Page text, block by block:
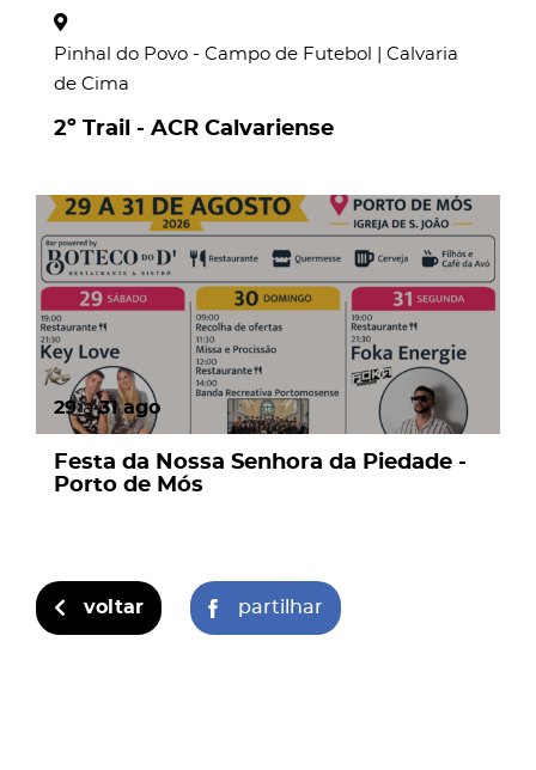
Pinhal do Povo - Campo de Futebol | Calvaria
de Cima
2º Trail - ACR Calvariense
page
29 a 31 ago
Festa da Nossa Senhora da Piedade -
Porto de Mós
voltar partilhar